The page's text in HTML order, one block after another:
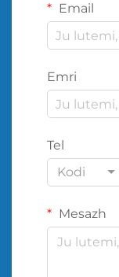
Email
Emri
Tel
Kodi
Mesazh